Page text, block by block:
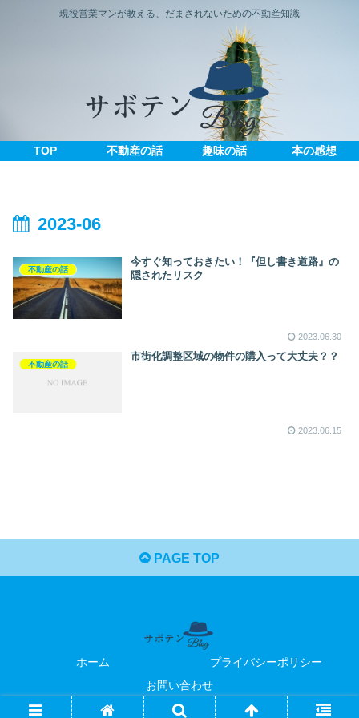
現役営業マンが教える、だまされないための不動産知識
TOP 不動産の話 趣味の話 本の感想
2023-06
不動産の話
今すぐ知っておきたい！『但し書き道路』の
隠されたリスク
2023.06.30
不動産の話
市街化調整区域の物件の購入って大丈夫？？
2023.06.15
PAGE TOP
ホーム
プライバシーポリシー
お問い合わせ
© 2023 サボテンのブログ部屋.